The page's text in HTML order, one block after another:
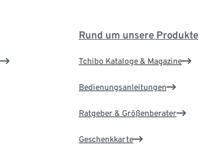
Rund um unsere Produkte
Tchibo Kataloge & Magazine
Bedienungsanleitungen
Ratgeber & Größenberater
Geschenkkarte